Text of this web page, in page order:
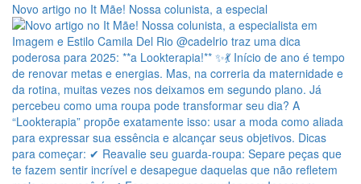
Novo artigo no It Mãe! Nossa colunista, a especial